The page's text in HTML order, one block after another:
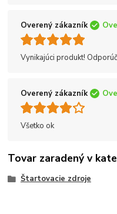
Overený zákazník
Vynikajúci produkt!
Overený zákazník
Všetko ok
Tovar zaradený v
Štartovacie zdroje